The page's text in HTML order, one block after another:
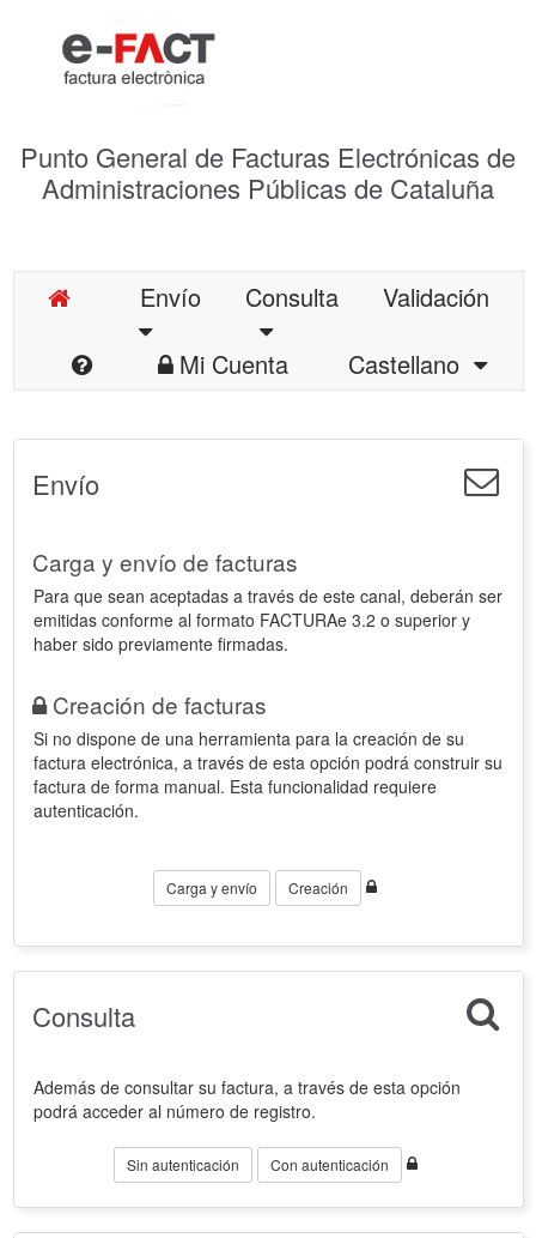
Punto General de Facturas Electrónicas de
Administraciones Públicas de Cataluña
Envío Consulta
Validación
Mi Cuenta
Castellano
Envío
Carga y envío de facturas
Para que sean aceptadas a través de este canal, deberán ser
emitidas conforme al formato FACTURAe 3.2 o superior y
haber sido previamente firmadas.
Creación de facturas
Si no dispone de una herramienta para la creación de su
factura electrónica, a través de esta opción podrá construir su
factura de forma manual. Esta funcionalidad requiere
autenticación.
Carga y envío Creación
Consulta
Además de consultar su factura, a través de esta opción
podrá acceder al número de registro.
Sin autenticación Con autenticación